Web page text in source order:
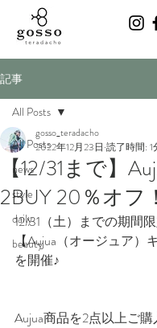
記事
All Posts
news
style
daily
beauty
All Posts
【12/31まで】
2BUY 20％オフ！
gosso_teradacho
2022年12月23日 読了時間: 1
12/31（土）までの期間
【Aujua（オージュア）
を開催♪
Aujua商品を2点以上ご